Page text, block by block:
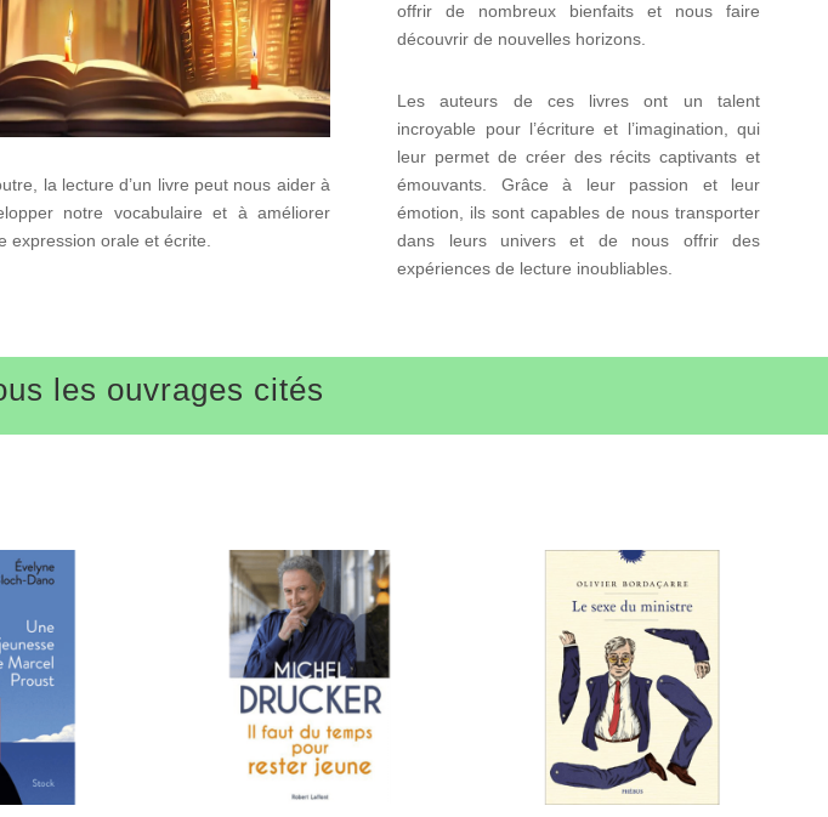
la lecture d’un livre peut nous aider à
notre vocabulaire et à améliorer
expression orale et écrite.
offrir de nombreux bienfaits et nous faire
découvrir de nouvelles horizons.
Les auteurs de ces livres ont un talent
incroyable pour l’écriture et l’imagination, qui
leur permet de créer des récits captivants et
émouvants. Grâce à leur passion et leur
émotion, ils sont capables de nous transporter
dans leurs univers et de nous offrir des
expériences de lecture inoubliables.
les ouvrages cités